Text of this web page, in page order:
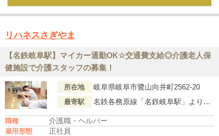
リハネスさぎやま
【名鉄岐阜駅】マイカー通勤OK☆交通費支給◎介護老人保
健施設で介護スタッフの募集！
所在地 岐阜県岐阜市鷺山向井町2562-20
最寄駅 名鉄各務原線「名鉄岐阜駅」より岐阜バス乗車、「メモリアルセンター正門前（バス停）」下車徒歩3分
職種 介護職・ヘルパー
雇用形態 正社員